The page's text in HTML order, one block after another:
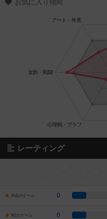
お気に入り傾向
レーティング
10点のゲーム 0
9点のゲーム 0